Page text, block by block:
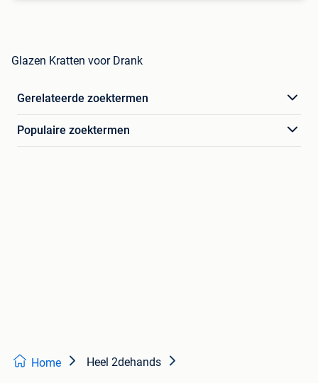
Glazen Kratten voor Drank
Gerelateerde zoektermen
Populaire zoektermen
Home Heel 2dehands